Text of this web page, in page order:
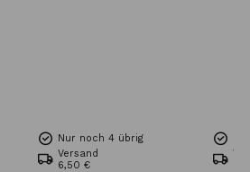
Nur noch 4 übrig
Versand
6,50 €